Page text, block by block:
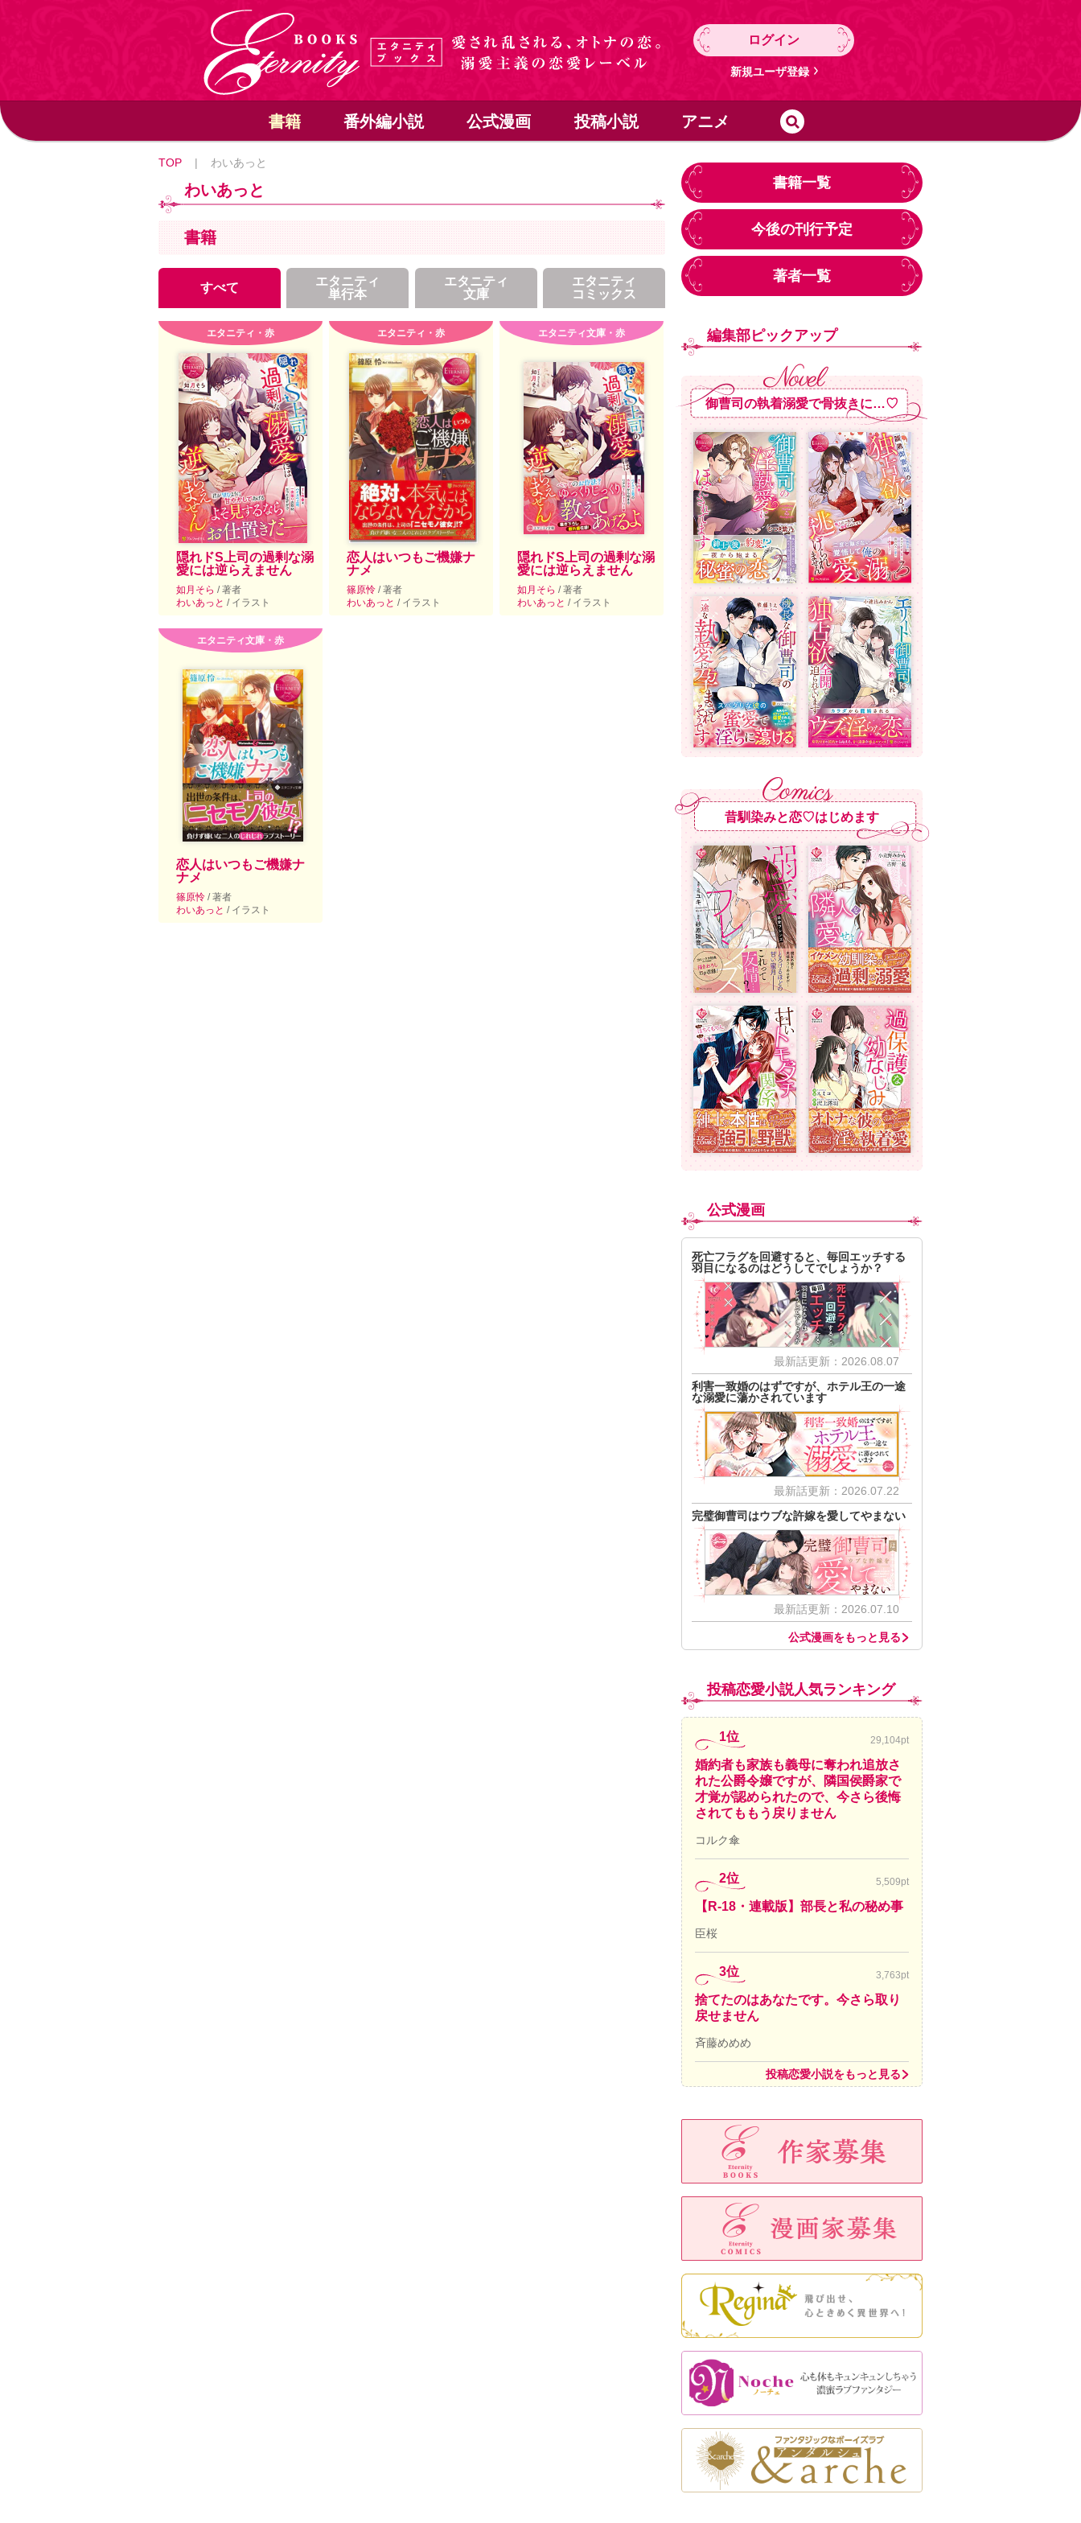
ログイン
新規ユーザ登録
書籍 番外編小説 公式漫画 投稿小説 アニメ
TOP | わいあっと
わいあっと
書籍
すべて
エタニティ
単行本
エタニティ
文庫
エタニティ
コミックス
エタニティ・赤
隠れドS上司の過剰な溺
愛には逆らえません
如月そら / 著者
わいあっと / イラスト
エタニティ・赤
恋人はいつもご機嫌ナ
ナメ
篠原怜 / 著者
わいあっと / イラスト
エタニティ文庫・赤
隠れドS上司の過剰な溺
愛には逆らえません
如月そら / 著者
わいあっと / イラスト
エタニティ文庫・赤
恋人はいつもご機嫌ナ
ナメ
篠原怜 / 著者
わいあっと / イラスト
書籍一覧
今後の刊行予定
著者一覧
編集部ピックアップ
御曹司の執着溺愛で骨抜きに…♡
昔馴染みと恋♡はじめます
公式漫画
死亡フラグを回避すると、毎回エッチする
羽目になるのはどうしてでしょうか？
最新話更新：2026.08.07
利害一致婚のはずですが、ホテル王の一途
な溺愛に蕩かされています
最新話更新：2026.07.22
完璧御曹司はウブな許嫁を愛してやまない
最新話更新：2026.07.10
公式漫画をもっと見る
投稿恋愛小説人気ランキング
1位 29,104pt
婚約者も家族も義母に奪われ追放さ
れた公爵令嬢ですが、隣国侯爵家で
才覚が認められたので、今さら後悔
されてももう戻りません
コルク傘
2位 5,509pt
【R-18・連載版】部長と私の秘め事
臣桜
3位 3,763pt
捨てたのはあなたです。今さら取り
戻せません
斉藤めめめ
投稿恋愛小説をもっと見る